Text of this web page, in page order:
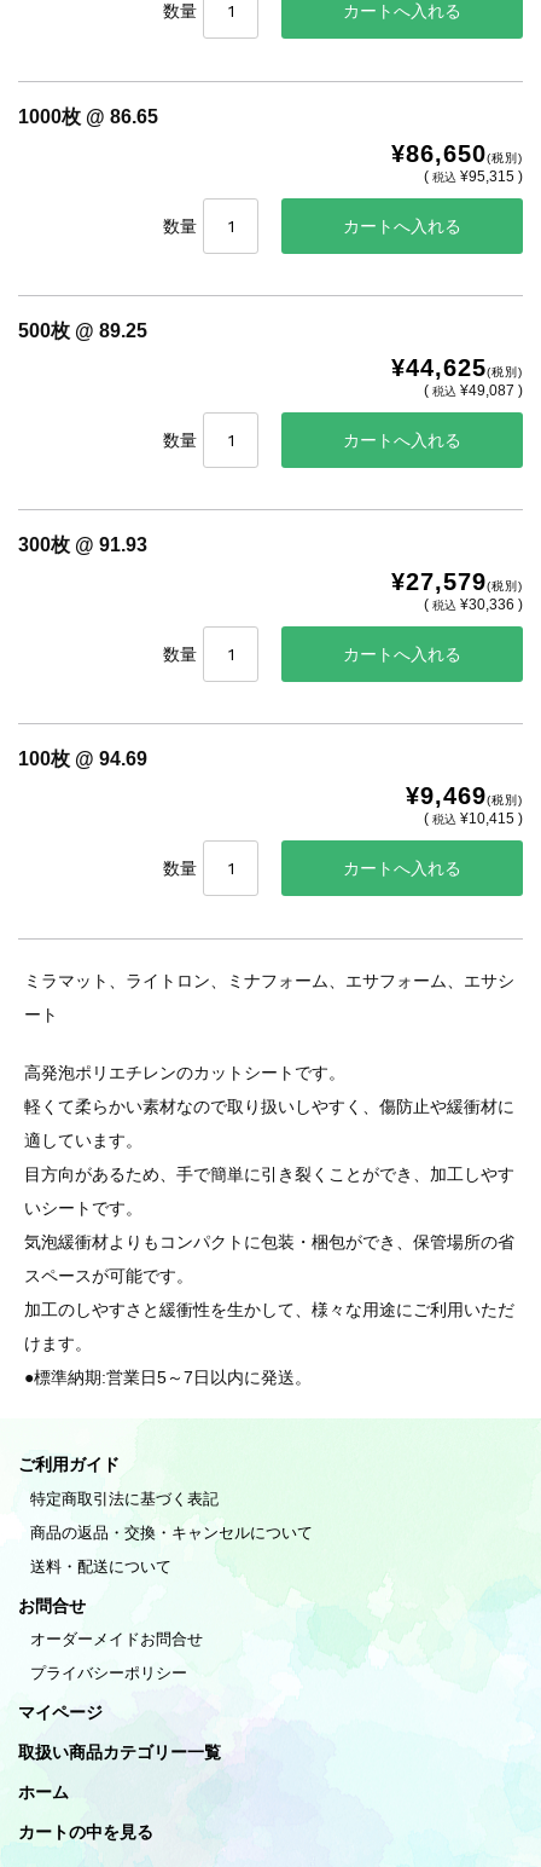
数量
1000枚 @ 86.65
¥86,650(税別)
(税込 ¥95,315 )
数量
500枚 @ 89.25
¥44,625(税別)
(税込 ¥49,087 )
数量
300枚 @ 91.93
¥27,579(税別)
(税込 ¥30,336 )
数量
100枚 @ 94.69
¥9,469(税別)
(税込 ¥10,415 )
数量
ミラマット、ライトロン、ミナフォーム、エサフォーム、エサシ
ート
高発泡ポリエチレンのカットシートです。
軽くて柔らかい素材なので取り扱いしやすく、傷防止や緩衝材に
適しています。
目方向があるため、手で簡単に引き裂くことができ、加工しやす
いシートです。
気泡緩衝材よりもコンパクトに包装・梱包ができ、保管場所の省
スペースが可能です。
加工のしやすさと緩衝性を生かして、様々な用途にご利用いただ
けます。
●標準納期:営業日5～7日以内に発送。
ご利用ガイド
特定商取引法に基づく表記
商品の返品・交換・キャンセルについて
送料・配送について
お問合せ
オーダーメイドお問合せ
プライバシーポリシー
マイページ
取扱い商品カテゴリー一覧
ホーム
カートの中を見る